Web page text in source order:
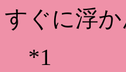
すぐに浮
*1